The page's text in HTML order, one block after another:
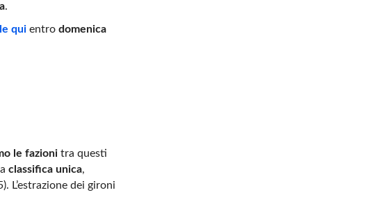
.
quientro domenica
le fazionitra questi
classifica unica,
L’estrazione dei gironi